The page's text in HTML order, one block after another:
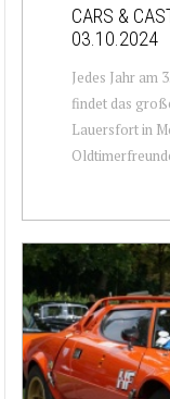
CARS &
03.10.2024
Jedes Jahr am
findet das
Lauersfort in